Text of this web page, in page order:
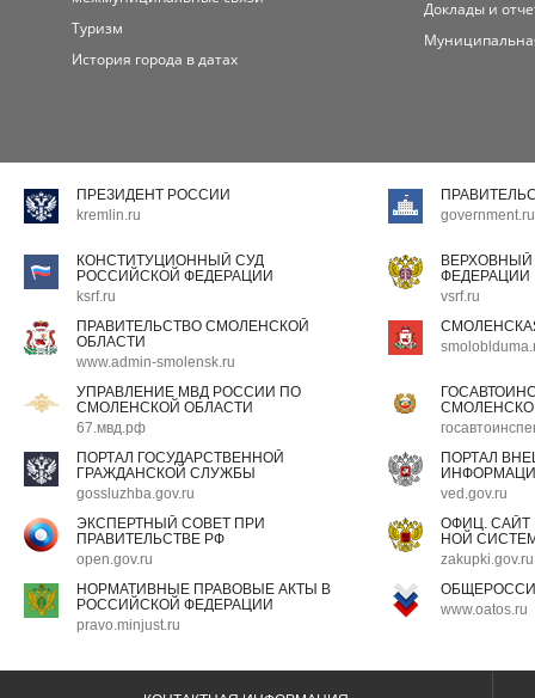
Туризм
История города в датах
Доклады и
ПРЕЗИДЕНТ РОССИИ
kremlin.ru
government.ru
КОНСТИТУЦИОННЫЙ СУД
РОССИЙСКОЙ ФЕДЕРАЦИИ
ksrf.ru
ФЕДЕРАЦИИ
vsrf.ru
ПРАВИТЕЛЬСТВО СМОЛЕНСКОЙ
ОБЛАСТИ
www.admin-smolensk.ru
УПРАВЛЕНИЕ МВД РОССИИ ПО
СМОЛЕНСКОЙ ОБЛАСТИ
67.мвд.рф
ПОРТАЛ ГОСУДАРСТВЕННОЙ
ГРАЖДАНСКОЙ СЛУЖБЫ
gossluzhba.gov.ru
ПОРТАЛ
ved.gov.ru
ЭКСПЕРТНЫЙ СОВЕТ ПРИ
ПРАВИТЕЛЬСТВЕ РФ
open.gov.ru
ОФИЦ.
НОЙ
zakupki.gov.ru
НОРМАТИВНЫЕ ПРАВОВЫЕ АКТЫ В
РОССИЙСКОЙ ФЕДЕРАЦИИ
pravo.minjust.ru
www.oatos.ru